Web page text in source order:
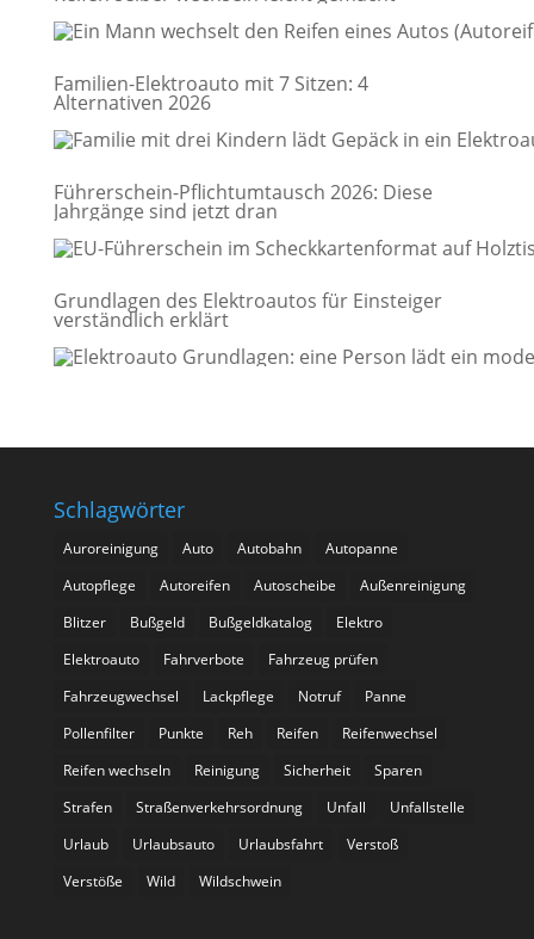
Familien-Elektroauto mit 7 Sitzen: 4
Alternativen 2026
Führerschein-Pflichtumtausch 2026: Diese
Jahrgänge sind jetzt dran
Grundlagen des Elektroautos für Einsteiger
verständlich erklärt
Schlagwörter
Auroreinigung Auto Autobahn
Autopanne
Autopflege
Autoreifen Autoscheibe
Außenreinigung
Blitzer
Bußgeld Bußgeldkatalog
Elektro
Elektroauto
Fahrverbote
Fahrzeug prüfen
Fahrzeugwechsel
Lackpflege Notruf
Panne
Pollenfilter
Punkte Reh Reifen
Reifenwechsel
Reifen wechseln
Reinigung Sicherheit
Sparen
Strafen
Straßenverkehrsordnung Unfall
Unfallstelle
Urlaub
Urlaubsauto Urlaubsfahrt
Verstoß
Verstöße
Wild Wildschwein